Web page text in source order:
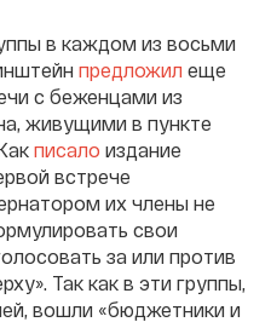
в каждом из восьми
предложил еще
с беженцами из
живущими в пункте
писало издание
встрече
их члены не
свои
за или против
Так как в эти группы,
вошли «бюджетники и